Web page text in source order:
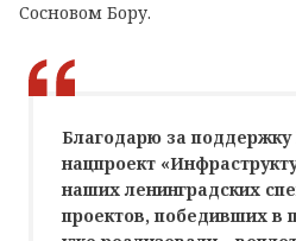
Сосновом Бору.
Благодарю за
нацпроект
наших ленинградских
проектов, победивших